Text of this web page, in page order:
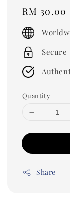
Regular
price
RM 30.00
Secure
Quantity
Share